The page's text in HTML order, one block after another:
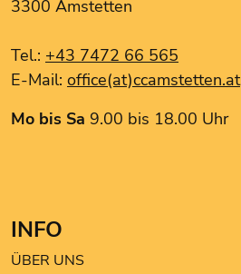
New Yorker
Only & Sons
Pizzeria Bella Italia
TOM TAILOR
3300 Amstetten
Tel.: +43 7472 66 565
E-Mail: office(at)ccamstetten.at
Mo bis Sa 9.00 bis 18.00 Uhr
INFO
ÜBER UNS